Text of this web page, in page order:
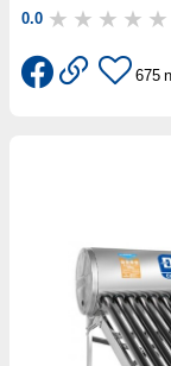
0.0
675